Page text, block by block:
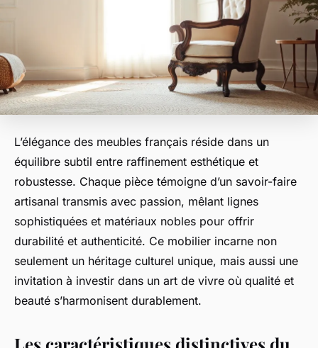
L’élégance des meubles français réside dans un
équilibre subtil entre raffinement esthétique et
robustesse. Chaque pièce témoigne d’un savoir-faire
artisanal transmis avec passion, mêlant lignes
sophistiquées et matériaux nobles pour offrir
durabilité et authenticité. Ce mobilier incarne non
seulement un héritage culturel unique, mais aussi une
invitation à investir dans un art de vivre où qualité et
beauté s’harmonisent durablement.